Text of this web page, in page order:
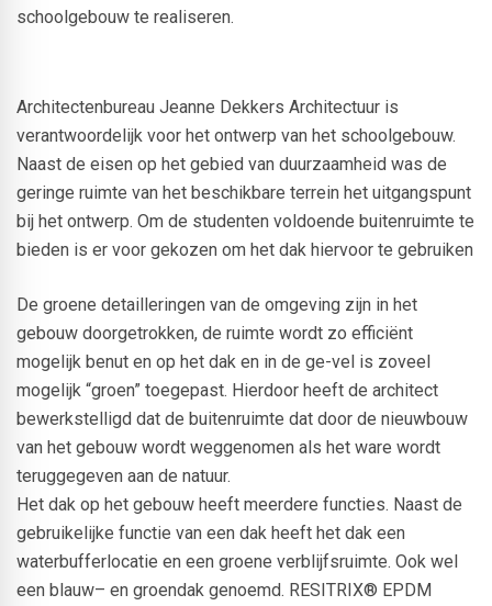
schoolgebouw te realiseren.
Architectenbureau Jeanne Dekkers Architectuur is
verantwoordelijk voor het ontwerp van het schoolgebouw.
Naast de eisen op het gebied van duurzaamheid was de
geringe ruimte van het beschikbare terrein het uitgangspunt
bij het ontwerp. Om de studenten voldoende buitenruimte te
bieden is er voor gekozen om het dak hiervoor te gebruiken
De groene detailleringen van de omgeving zijn in het
gebouw doorgetrokken, de ruimte wordt zo efficiënt
mogelijk benut en op het dak en in de ge-vel is zoveel
mogelijk “groen” toegepast. Hierdoor heeft de architect
bewerkstelligd dat de buitenruimte dat door de nieuwbouw
van het gebouw wordt weggenomen als het ware wordt
teruggegeven aan de natuur.
Het dak op het gebouw heeft meerdere functies. Naast de
gebruikelijke functie van een dak heeft het dak een
waterbufferlocatie en een groene verblijfsruimte. Ook wel
een blauw– en groendak genoemd. RESITRIX® EPDM